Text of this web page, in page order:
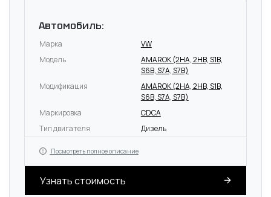
Автомобиль:
Марка
VW
Модель
AMAROK (2HA, 2HB, S1B,
S6B, S7A, S7B)
Модификация
AMAROK (2HA, 2HB, S1B,
S6B, S7A, S7B)
Маркировка
CDCA
Тип двигателя
Дизель
Посмотреть полное описание
Узнать стоимость